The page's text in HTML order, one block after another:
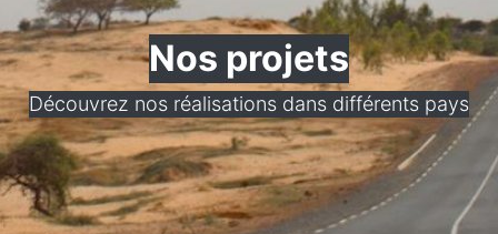
Nos projets
Découvrez nos réalisations dans différents pays